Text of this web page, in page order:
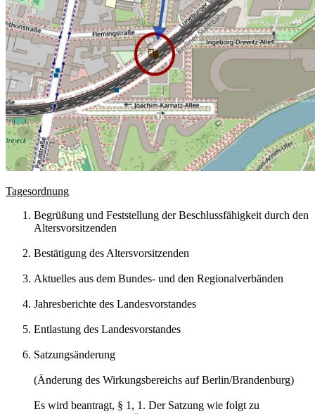
Tagesordnung
Begrüßung und Feststellung der Beschlussfähigkeit durch den
Altersvorsitzenden
Bestätigung des Altersvorsitzenden
Aktuelles aus dem Bundes- und den Regionalverbänden
Jahresberichte des Landesvorstandes
Entlastung des Landesvorstandes
Satzungsänderung
(Änderung des Wirkungsbereichs auf Berlin/Brandenburg)
Es wird beantragt, § 1, 1. Der Satzung wie folgt zu